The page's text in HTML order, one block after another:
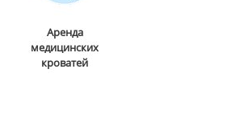
Аренда
медицинских
кроватей